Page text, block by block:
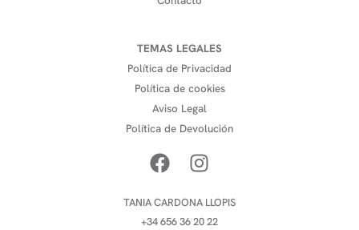
TEMAS LEGALES
Política de Privacidad
Política de cookies
Aviso Legal
Política de Devolución
TANIA CARDONA LLOPIS
+34 656 36 20 22